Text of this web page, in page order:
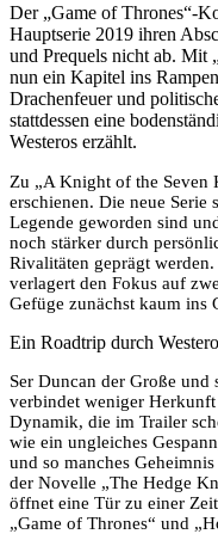
Der „Game of Thrones“-
Hauptserie 2019 ihren
und Prequels nicht ab. Mit
nun ein Kapitel ins
Drachenfeuer und
stattdessen eine
Westeros erzählt.
Zu „A Knight of the Seven
erschienen. Die neue
Legende geworden sind
noch stärker durch
Rivalitäten geprägt
verlagert den Fokus auf
Gefüge zunächst kaum ins
Ein Roadtrip durch
Ser Duncan der Große
verbindet weniger
Dynamik, die im Trailer
wie ein ungleiches
und so manches
der Novelle „The Hedge
öffnet eine Tür zu einer
„Game of Thrones“ und